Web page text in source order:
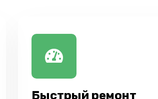
Быстрый ремонт